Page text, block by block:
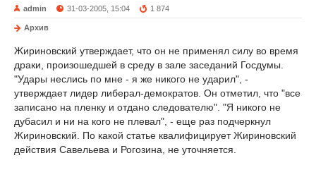
admin 31-03-2005, 15:04 1 874
Архив
Жириновский утверждает, что он не применял силу во время
драки, произошедшей в среду в зале заседаний Госдумы.
"Удары неслись по мне - я же никого не ударил", -
утверждает лидер либерал-демократов. Он отметил, что "все
записано на пленку и отдано следователю". "Я никого не
дубасил и ни на кого не плевал", - еще раз подчеркнул
Жириновский. По какой статье квалифицирует Жириновский
действия Савельева и Рогозина, не уточняется.